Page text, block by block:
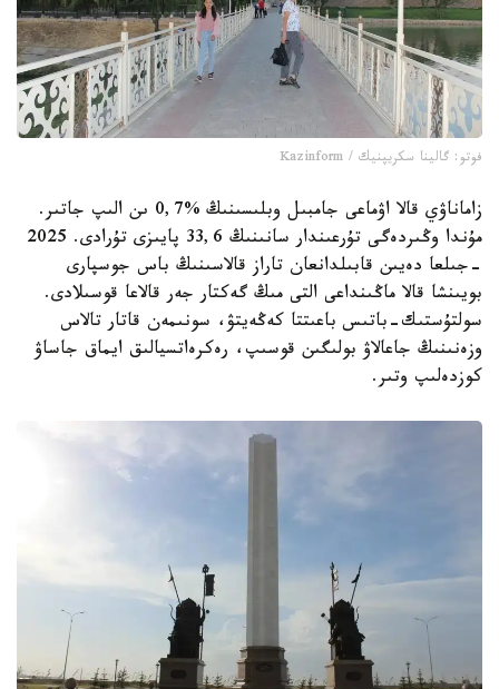
فوتو: گالينا سكريپنيك / Kazinform
زاماناۋي قالا اۋماعى جامبىل وبلىسىنىڭ %0,7 ىن الىپ جاتىر.
مۇندا وڭىردەگى تۇرعىندار سانىنىڭ 33,6 پايىزى تۇرادى. 2025
-جىلعا دەيىن قابىلدانعان تاراز قالاسىنىڭ باس جوسپارى
بويىنشا قالا ماڭىنداعى التى مىڭ گەكتار جەر قالاعا قوسىلادى.
سولتۇستىك-باتىس باعىتتا كەڭەيتۋ، سونىمەن قاتار تالاس
وزەنىنىڭ جاعالاۋ بولىگىن قوسىپ، رەكرەاتسيالىق ايماق جاساۋ
كوزدەلىپ وتىر.